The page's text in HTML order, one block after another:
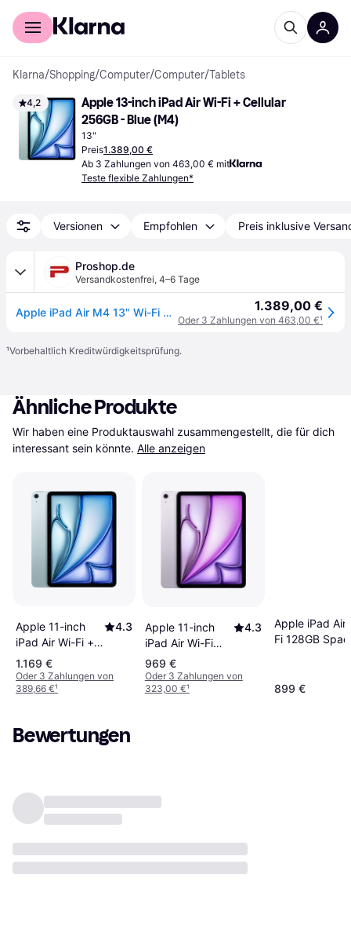
Für Shopper
Klarna/Shopping/Computer/Computer/Tablets
4,2
Apple 13-inch iPad Air Wi-Fi + Cellular
256GB - Blue (M4)
13"
Preis1.389,00 €
Ab 3 Zahlungen von 463,00 € mit
Teste flexible Zahlungen*
Versionen Empfohlen Preis inklusive
Proshop.de
Versandkostenfrei, 4–6 Tage
Apple iPad Air M4 13" Wi-Fi + Cellular 256GB - Blue 1.389,00 €
Oder 3 Zahlungen von 463,00 €¹
¹Vorbehaltlich Kreditwürdigkeitsprüfung.
Ähnliche Produkte
Wir haben eine Produktauswahl zusammengestellt, die für dich
interessant sein könnte. Alle anzeigen
Apple 11-inch
iPad Air Wi-Fi +
Cellular 256GB -
Blue (M4)
4.3
1.169 €
Oder 3 Zahlungen von
389,66 €¹
Apple 11-inch
iPad Air Wi-Fi
256GB - Purple
(M4)
4.3
969 €
Oder 3 Zahlungen von
323,00 €¹
Apple iPad Air
Fi 128GB
899 €
Bewertungen